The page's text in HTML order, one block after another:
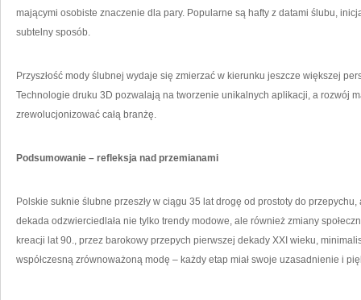
mającymi osobiste znaczenie dla pary. Popularne są hafty z datami ślubu,
subtelny sposób.
Przyszłość mody ślubnej wydaje się zmierzać w kierunku jeszcze większej
Technologie druku 3D pozwalają na tworzenie unikalnych aplikacji, a rozwój
zrewolucjonizować całą branżę.
Podsumowanie – refleksja nad przemianami
Polskie suknie ślubne przeszły w ciągu 35 lat drogę od prostoty do
dekada odzwierciedlała nie tylko trendy modowe, ale również zmiany
kreacji lat 90., przez barokowy przepych pierwszej dekady XXI wieku,
współczesną zrównoważoną modę – każdy etap miał swoje uzasadnienie i